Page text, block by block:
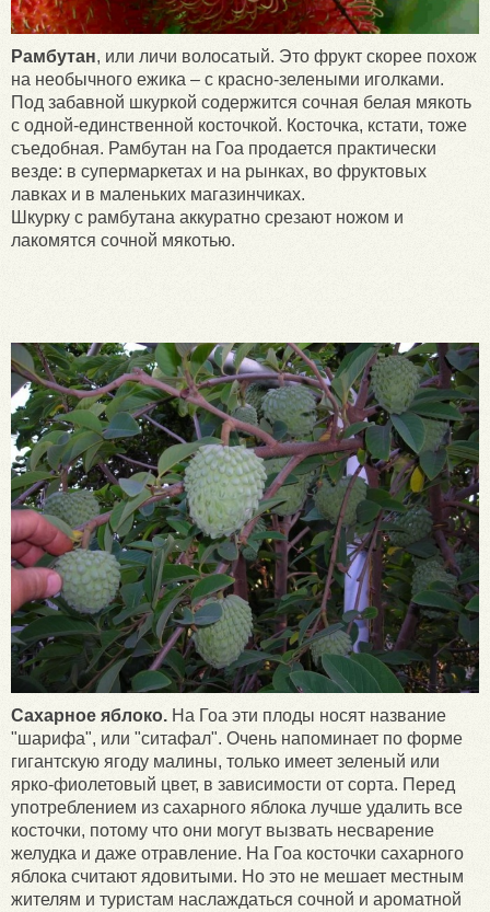
Рамбутан, или личи волосатый. Это фрукт скорее похож
на необычного ежика – с красно-зелеными иголками.
Под забавной шкуркой содержится сочная белая мякоть
с одной-единственной косточкой. Косточка, кстати, тоже
съедобная. Рамбутан на Гоа продается практически
везде: в супермаркетах и на рынках, во фруктовых
лавках и в маленьких магазинчиках.
Шкурку с рамбутана аккуратно срезают ножом и
лакомятся сочной мякотью.
Сахарное яблоко. На Гоа эти плоды носят название
"шарифа", или "ситафал". Очень напоминает по форме
гигантскую ягоду малины, только имеет зеленый или
ярко-фиолетовый цвет, в зависимости от сорта. Перед
употреблением из сахарного яблока лучше удалить все
косточки, потому что они могут вызвать несварение
желудка и даже отравление. На Гоа косточки сахарного
яблока считают ядовитыми. Но это не мешает местным
жителям и туристам наслаждаться сочной и ароматной